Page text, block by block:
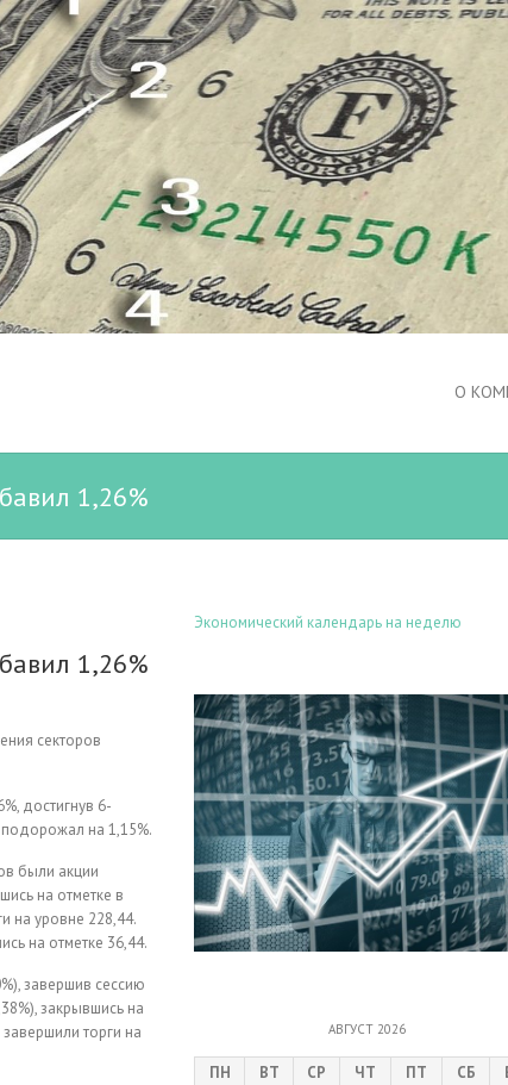
О
1,26%
1,26%
секторов
достигнув 6-
подорожал на 1,15%.
были акции
на отметке в
на уровне 228,44.
на отметке 36,44.
завершив сессию
закрывшись на
торги на
Экономический календарь на неделю
АВГУСТ 2026
ПН ВТ СР ЧТ ПТ СБ